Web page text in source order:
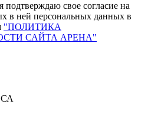
свое согласие на
в ней персональных данных в
"ПОЛИТИКА
САЙТА АРЕНА"